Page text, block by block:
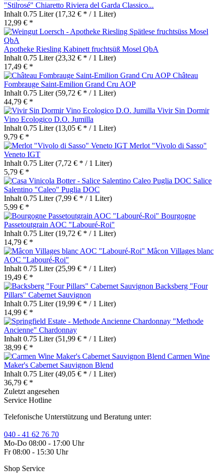
"Stilrosé" Chiaretto Riviera del Garda Classico...
Inhalt 0.75 Liter(17,32 € * / 1 Liter)
12,99 € *
Apotheke Riesling Kabinett fruchtsüß Mosel QbA
Inhalt 0.75 Liter(23,32 € * / 1 Liter)
17,49 € *
Château
Fombrauge Saint-Emilion Grand Cru AOP
Inhalt 0.75 Liter(59,72 € * / 1 Liter)
44,79 € *
Vivir Sin Dormir
Vino Ecologico D.O. Jumilla
Inhalt 0.75 Liter(13,05 € * / 1 Liter)
9,79 € *
Merlot "Vivolo di Sasso"
Veneto IGT
Inhalt 0.75 Liter(7,72 € * / 1 Liter)
5,79 € *
Salice
Salentino "Caleo" Puglia DOC
Inhalt 0.75 Liter(7,99 € * / 1 Liter)
5,99 € *
Bourgogne
Passetoutgrain AOC "Labouré-Roi"
Inhalt 0.75 Liter(19,72 € * / 1 Liter)
14,79 € *
Mâcon Villages blanc
AOC "Labouré-Roi"
Inhalt 0.75 Liter(25,99 € * / 1 Liter)
19,49 € *
Backsberg "Four
Pillars" Cabernet Sauvignon
Inhalt 0.75 Liter(19,99 € * / 1 Liter)
14,99 € *
"Methode
Ancienne" Chardonnay
Inhalt 0.75 Liter(51,99 € * / 1 Liter)
38,99 € *
Carmen Wine
Maker's Cabernet Sauvignon Blend
Inhalt 0.75 Liter(49,05 € * / 1 Liter)
36,79 € *
Zuletzt angesehen
Service Hotline
Telefonische Unterstützung und Beratung unter:
040 - 41 62 76 70
Mo-Do 08:00 - 17:00 Uhr
Fr 08:00 - 15:30 Uhr
Shop Service